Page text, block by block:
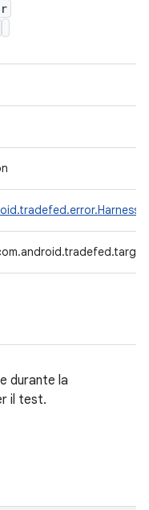
durante la
il test.